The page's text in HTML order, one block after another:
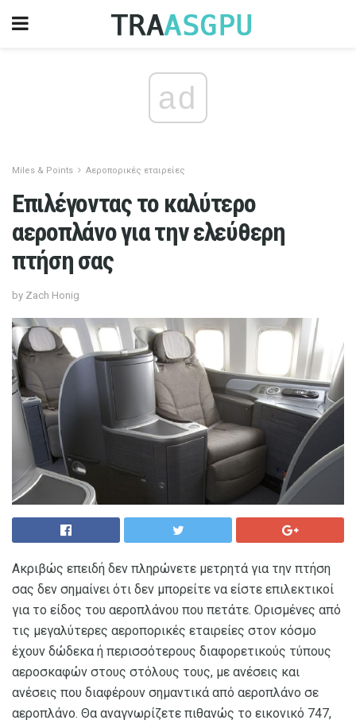
ad
Miles & Points Αεροπορικές εταιρείες
Επιλέγοντας το καλύτερο
αεροπλάνο για την ελεύθερη
πτήση σας
by Zach Honig
Ακριβώς επειδή δεν πληρώνετε μετρητά για την πτήση
σας δεν σημαίνει ότι δεν μπορείτε να είστε επιλεκτικοί
για το είδος του αεροπλάνου που πετάτε. Ορισμένες από
τις μεγαλύτερες αεροπορικές εταιρείες στον κόσμο
έχουν δώδεκα ή περισσότερους διαφορετικούς τύπους
αεροσκαφών στους στόλους τους, με ανέσεις και
ανέσεις που διαφέρουν σημαντικά από αεροπλάνο σε
αεροπλάνο. Θα αναγνωρίζετε πιθανώς το εικονικό 747,